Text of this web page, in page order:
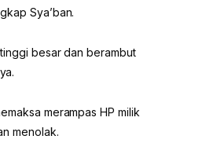
Sya’ban.
besar dan berambut
merampas HP milik
menolak.